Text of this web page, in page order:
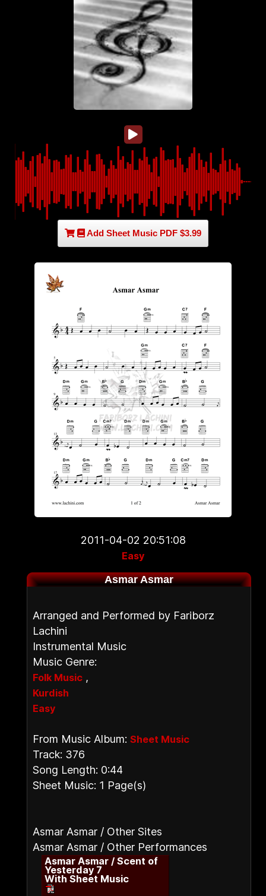
Add Sheet Music PDF $3.99
2011-04-02 20:51:08
Easy
Asmar Asmar
Arranged and Performed by Fariborz
Lachini
Instrumental Music
Music Genre:
Folk Music ,
Kurdish
Easy
From Music Album: Sheet Music
Track: 376
Song Length: 0:44
Sheet Music: 1 Page(s)
Asmar Asmar / Other Sites
Asmar Asmar / Other Performances
Asmar Asmar / Scent of
Yesterday 7
With Sheet Music